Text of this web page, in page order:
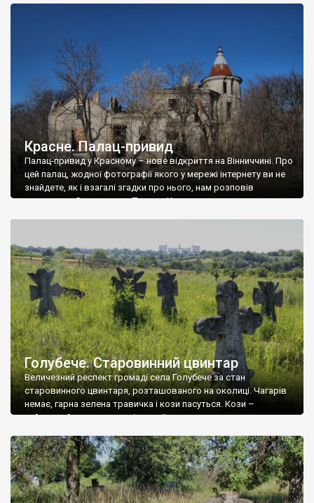
Красне. Палац-привид
Палац-привид у Красному – нове відкриття на Вінниччині. Про
цей палац, жодної фотографії якого у мережі інтернету ви не
знайдете, як і взагалі згадки про нього, нам розповів
мешканець Самгородка. Палац у Красному вразив не лише
Голубече. Старовинний цвинтар
Величезний респект громаді села Голубече за стан
старовинного цвинтаря, розташованого на околиці. Чагарів
немає, гарна зелена травичка і кози пасуться. Кози –
найкращий регулятор шкідливої, для старих кладовищ,
бруньками, кози ті бруньки обгризають, бо то улюблений
делікатес. На цвинтарі у Голубечому ціла колекція
різноманітних форм хрестів. Село відносно невелике, […]